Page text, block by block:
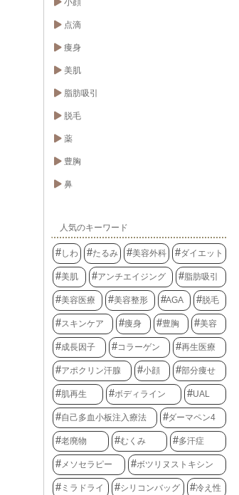
小顔
点滴
痩身
美肌
脂肪吸引
脱毛
薬
豊胸
鼻
人気のキーワード
しわ たるみ 美容外科 ダイエット
美肌 アンチエイジング 脂肪吸引
美容医療 美容整形 AGA 脱毛
スキンケア 痩身 豊胸 美容
成長因子 コラーゲン 再生医療
アポクリン汗腺 小顔 部分痩せ
肌再生 ボディライン UAL
自己多血小板注入療法 ダーマペン4
老廃物 むくみ 多汗症
メソセラピー ボツリヌストキシン
ミラドライ シリコンバッグ 冷え性